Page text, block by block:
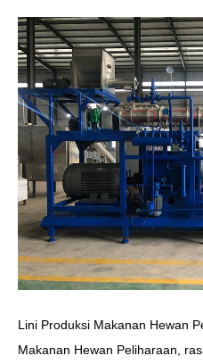
Lini Produksi Makanan Hewan
Makanan Hewan Peliharaan,